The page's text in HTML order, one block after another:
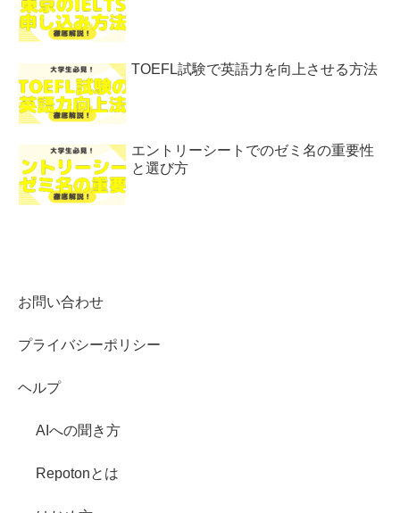
TOEFL試験で英語力を向上させる方法
エントリーシートでのゼミ名の重要性
と選び方
お問い合わせ
プライバシーポリシー
ヘルプ
AIへの聞き方
Repotonとは